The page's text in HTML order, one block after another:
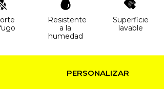
Resistente
a la
humedad
Superficie
lavable
PERSONALIZAR